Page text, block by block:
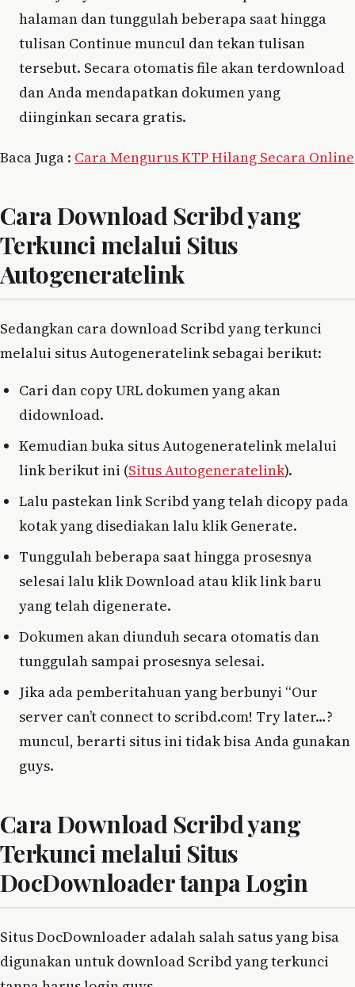
halaman dan tunggulah beberapa saat hingga
tulisan Continue muncul dan tekan tulisan
tersebut. Secara otomatis file akan terdownload
dan Anda mendapatkan dokumen yang
diinginkan secara gratis.
Baca Juga : Cara Mengurus KTP Hilang Secara Online
Cara Download Scribd yang
Terkunci melalui Situs
Autogeneratelink
Sedangkan cara download Scribd yang terkunci
melalui situs Autogeneratelink sebagai berikut:
Cari dan copy URL dokumen yang akan
didownload.
Kemudian buka situs Autogeneratelink melalui
link berikut ini (Situs Autogeneratelink).
Lalu pastekan link Scribd yang telah dicopy pada
kotak yang disediakan lalu klik Generate.
Tunggulah beberapa saat hingga prosesnya
selesai lalu klik Download atau klik link baru
yang telah digenerate.
Dokumen akan diunduh secara otomatis dan
tunggulah sampai prosesnya selesai.
Jika ada pemberitahuan yang berbunyi “Our
server can’t connect to scribd.com! Try later…?
muncul, berarti situs ini tidak bisa Anda gunakan
guys.
Cara Download Scribd yang
Terkunci melalui Situs
DocDownloader tanpa Login
Situs DocDownloader adalah salah satus yang bisa
digunakan untuk download Scribd yang terkunci